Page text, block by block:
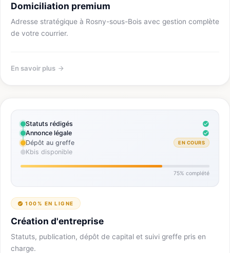
Domiciliation premium
Adresse stratégique à Rosny-sous-Bois avec gestion complète
de votre courrier.
En savoir plus
Statuts rédigés
Annonce légale
Dépôt au greffe
EN COURS
Kbis disponible
75% complété
100% EN LIGNE
Création d'entreprise
Statuts, publication, dépôt de capital et suivi greffe pris en
charge.